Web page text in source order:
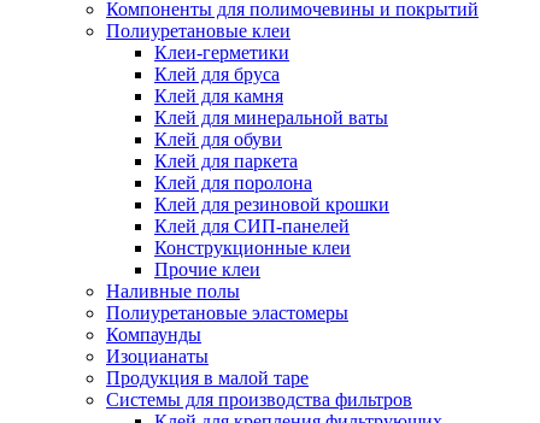
Компоненты для полимочевины и покрытий
Полиуретановые клеи
Клеи-герметики
Клей для бруса
Клей для камня
Клей для минеральной ваты
Клей для обуви
Клей для паркета
Клей для поролона
Клей для резиновой крошки
Клей для СИП-панелей
Конструкционные клеи
Прочие клеи
Наливные полы
Полиуретановые эластомеры
Компаунды
Изоцианаты
Продукция в малой таре
Системы для производства фильтров